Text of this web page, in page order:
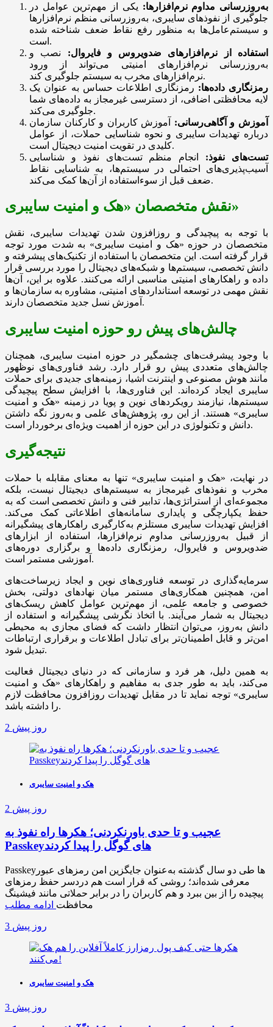
به‌روزرسانی مداوم نرم‌افزارها: یکی از مهم‌ترین عوامل در
جلوگیری از نفوذهای سایبری، به‌روزرسانی منظم نرم‌افزارها
و سیستم‌عامل‌ها به منظور رفع نقاط ضعف شناخته شده
است.
استفاده از نرم‌افزارهای ضدویروس و فایروال: نصب و
به‌روزرسانی نرم‌افزارهای امنیتی می‌تواند از ورود
نرم‌افزارهای مخرب به سیستم جلوگیری کند.
رمزنگاری داده‌ها: رمزنگاری اطلاعات حساس به عنوان یک
لایه محافظتی اضافی، از دسترسی غیرمجاز به داده‌های شما
جلوگیری می‌کند.
آموزش و آگاهی‌رسانی: آموزش کاربران و کارکنان سازمان
درباره تهدیدات سایبری و نحوه شناسایی حملات، از عوامل
کلیدی در تقویت امنیت دیجیتال است.
تست‌های نفوذ: انجام منظم تست‌های نفوذ و شناسایی
آسیب‌پذیری‌های احتمالی در سیستم‌ها، به شناسایی نقاط
ضعف قبل از سوءاستفاده از آن‌ها کمک می‌کند.
نقش متخصصان «هک و امنیت سایبری»
با توجه به پیچیدگی و روزافزون شدن تهدیدات سایبری، نقش
متخصصان در حوزه «هک و امنیت سایبری» به شدت مورد توجه
قرار گرفته است. این متخصصان با استفاده از تکنیک‌های پیشرفته و
دانش تخصصی، سیستم‌ها و شبکه‌های دیجیتال را مورد بررسی قرار
داده و راهکارهای امنیتی مناسبی ارائه می‌کنند. علاوه بر این، آن‌ها
نقش مهمی در توسعه استانداردهای امنیتی، مشاوره به سازمان‌ها و
آموزش نسل جدید متخصصان دارند.
چالش‌های پیش رو حوزه امنیت سایبری
با وجود پیشرفت‌های چشمگیر در حوزه امنیت سایبری، همچنان
چالش‌های متعددی پیش رو قرار دارد. رشد فناوری‌های نوظهور
مانند هوش مصنوعی و اینترنت اشیا، زمینه‌های جدیدی برای حملات
سایبری ایجاد کرده‌اند. این فناوری‌ها، با افزایش سطح پیچیدگی
سیستم‌ها، نیازمند رویکردهای نوین و پویا در زمینه «هک و امنیت
سایبری» هستند. از این رو، پژوهش‌های علمی و به‌روز نگه داشتن
دانش و تکنولوژی در این حوزه از اهمیت ویژه‌ای برخوردار است.
نتیجه‌گیری
در نهایت، «هک و امنیت سایبری» تنها به معنای مقابله با حملات
مخرب و نفوذهای غیرمجاز به سیستم‌های دیجیتال نیست، بلکه
مجموعه‌ای از استراتژی‌ها، تدابیر فنی و دانش تخصصی است که به
حفظ یکپارچگی و پایداری سامانه‌های اطلاعاتی کمک می‌کند.
افزایش تهدیدات سایبری مستلزم به‌کارگیری راهکارهای پیشگیرانه
از قبیل به‌روزرسانی مداوم نرم‌افزارها، استفاده از ابزارهای
ضدویروس و فایروال، رمزنگاری داده‌ها و برگزاری دوره‌های
آموزشی مستمر است.
سرمایه‌گذاری در توسعه فناوری‌های نوین و ایجاد زیرساخت‌های
امن، همچنین همکاری‌های مستمر میان نهادهای دولتی، بخش
خصوصی و جامعه علمی، از مهم‌ترین عوامل کاهش ریسک‌های
دیجیتال به شمار می‌آیند. با اتخاذ نگرشی پیشگیرانه و استفاده از
دانش به‌روز، می‌توان انتظار داشت که فضای مجازی به محیطی
امن‌تر و قابل اطمینان‌تر برای تبادل اطلاعات و برقراری ارتباطات
تبدیل شود.
به همین دلیل، هر فرد و سازمانی که در دنیای دیجیتال فعالیت
می‌کند، باید به طور جدی به مفاهیم و راهکارهای «هک و امنیت
سایبری» توجه نماید تا در مقابل تهدیدات روزافزون محافظت لازم
را داشته باشد.
2 روز پیش
هک و امنیت سایبری
2 روز پیش
عجیب و تا حدی باورنکردنی؛ هکرها راه نفوذ به
Passkeyهای گوگل را پیدا کردند
Passkeyها طی دو سال گذشته به‌عنوان جایگزین امن رمزهای عبور
معرفی شده‌اند؛ روشی که قرار است هم دردسر حفظ رمزهای
پیچیده را از بین ببرد و هم کاربران را در برابر حملاتی مانند فیشینگ
محافظت ادامه مطلب
3 روز پیش
هک و امنیت سایبری
3 روز پیش